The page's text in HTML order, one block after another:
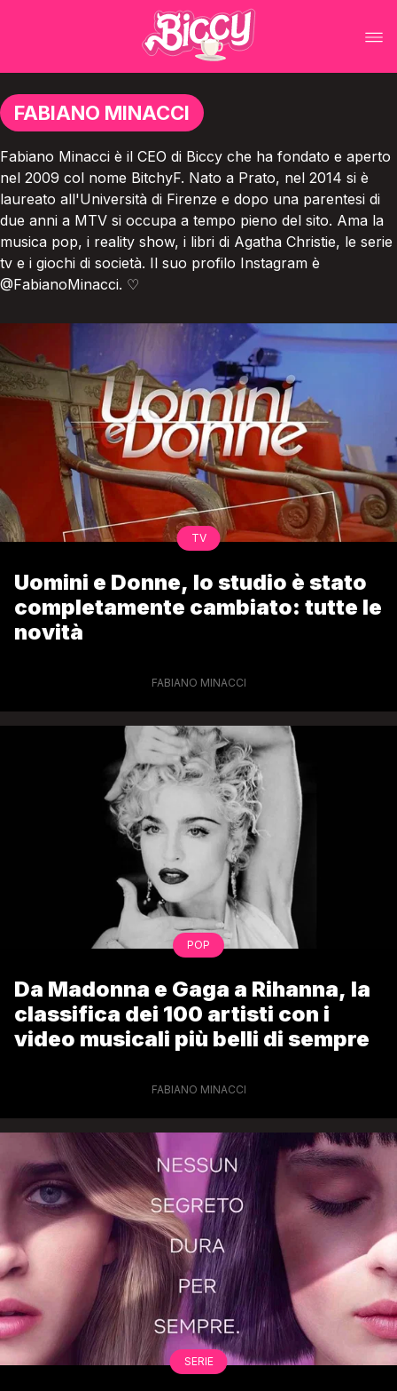
FABIANO MINACCI
Fabiano Minacci è il CEO di Biccy che ha fondato e aperto
nel 2009 col nome BitchyF. Nato a Prato, nel 2014 si è
laureato all'Università di Firenze e dopo una parentesi di
due anni a MTV si occupa a tempo pieno del sito. Ama la
musica pop, i reality show, i libri di Agatha Christie, le serie
tv e i giochi di società. Il suo profilo Instagram è
@FabianoMinacci. ♡
TV
Uomini e Donne, lo studio è stato
completamente cambiato: tutte le
novità
FABIANO MINACCI
POP
Da Madonna e Gaga a Rihanna, la
classifica dei 100 artisti con i
video musicali più belli di sempre
FABIANO MINACCI
SERIE